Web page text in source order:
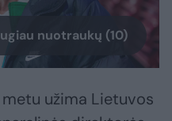
nuotraukų (10)
užima Lietuvos